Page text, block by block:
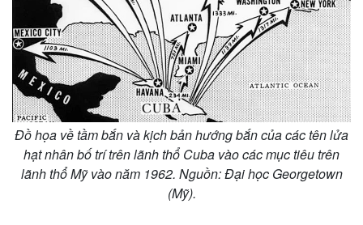
Đồ họa về tầm bắn và kịch bản hướng bắn của các tên lửa
hạt nhân bố trí trên lãnh thổ Cuba vào các mục tiêu trên
lãnh thổ Mỹ vào năm 1962. Nguồn: Đại học Georgetown
(Mỹ).